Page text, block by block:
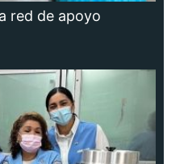
red de apoyo